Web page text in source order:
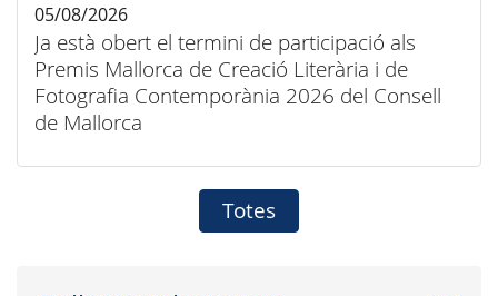
Ja està obert el termini de participació als
Premis Mallorca de Creació Literària i de
Fotografia Contemporània 2026 del Consell
de Mallorca
05/08/2026
Totes